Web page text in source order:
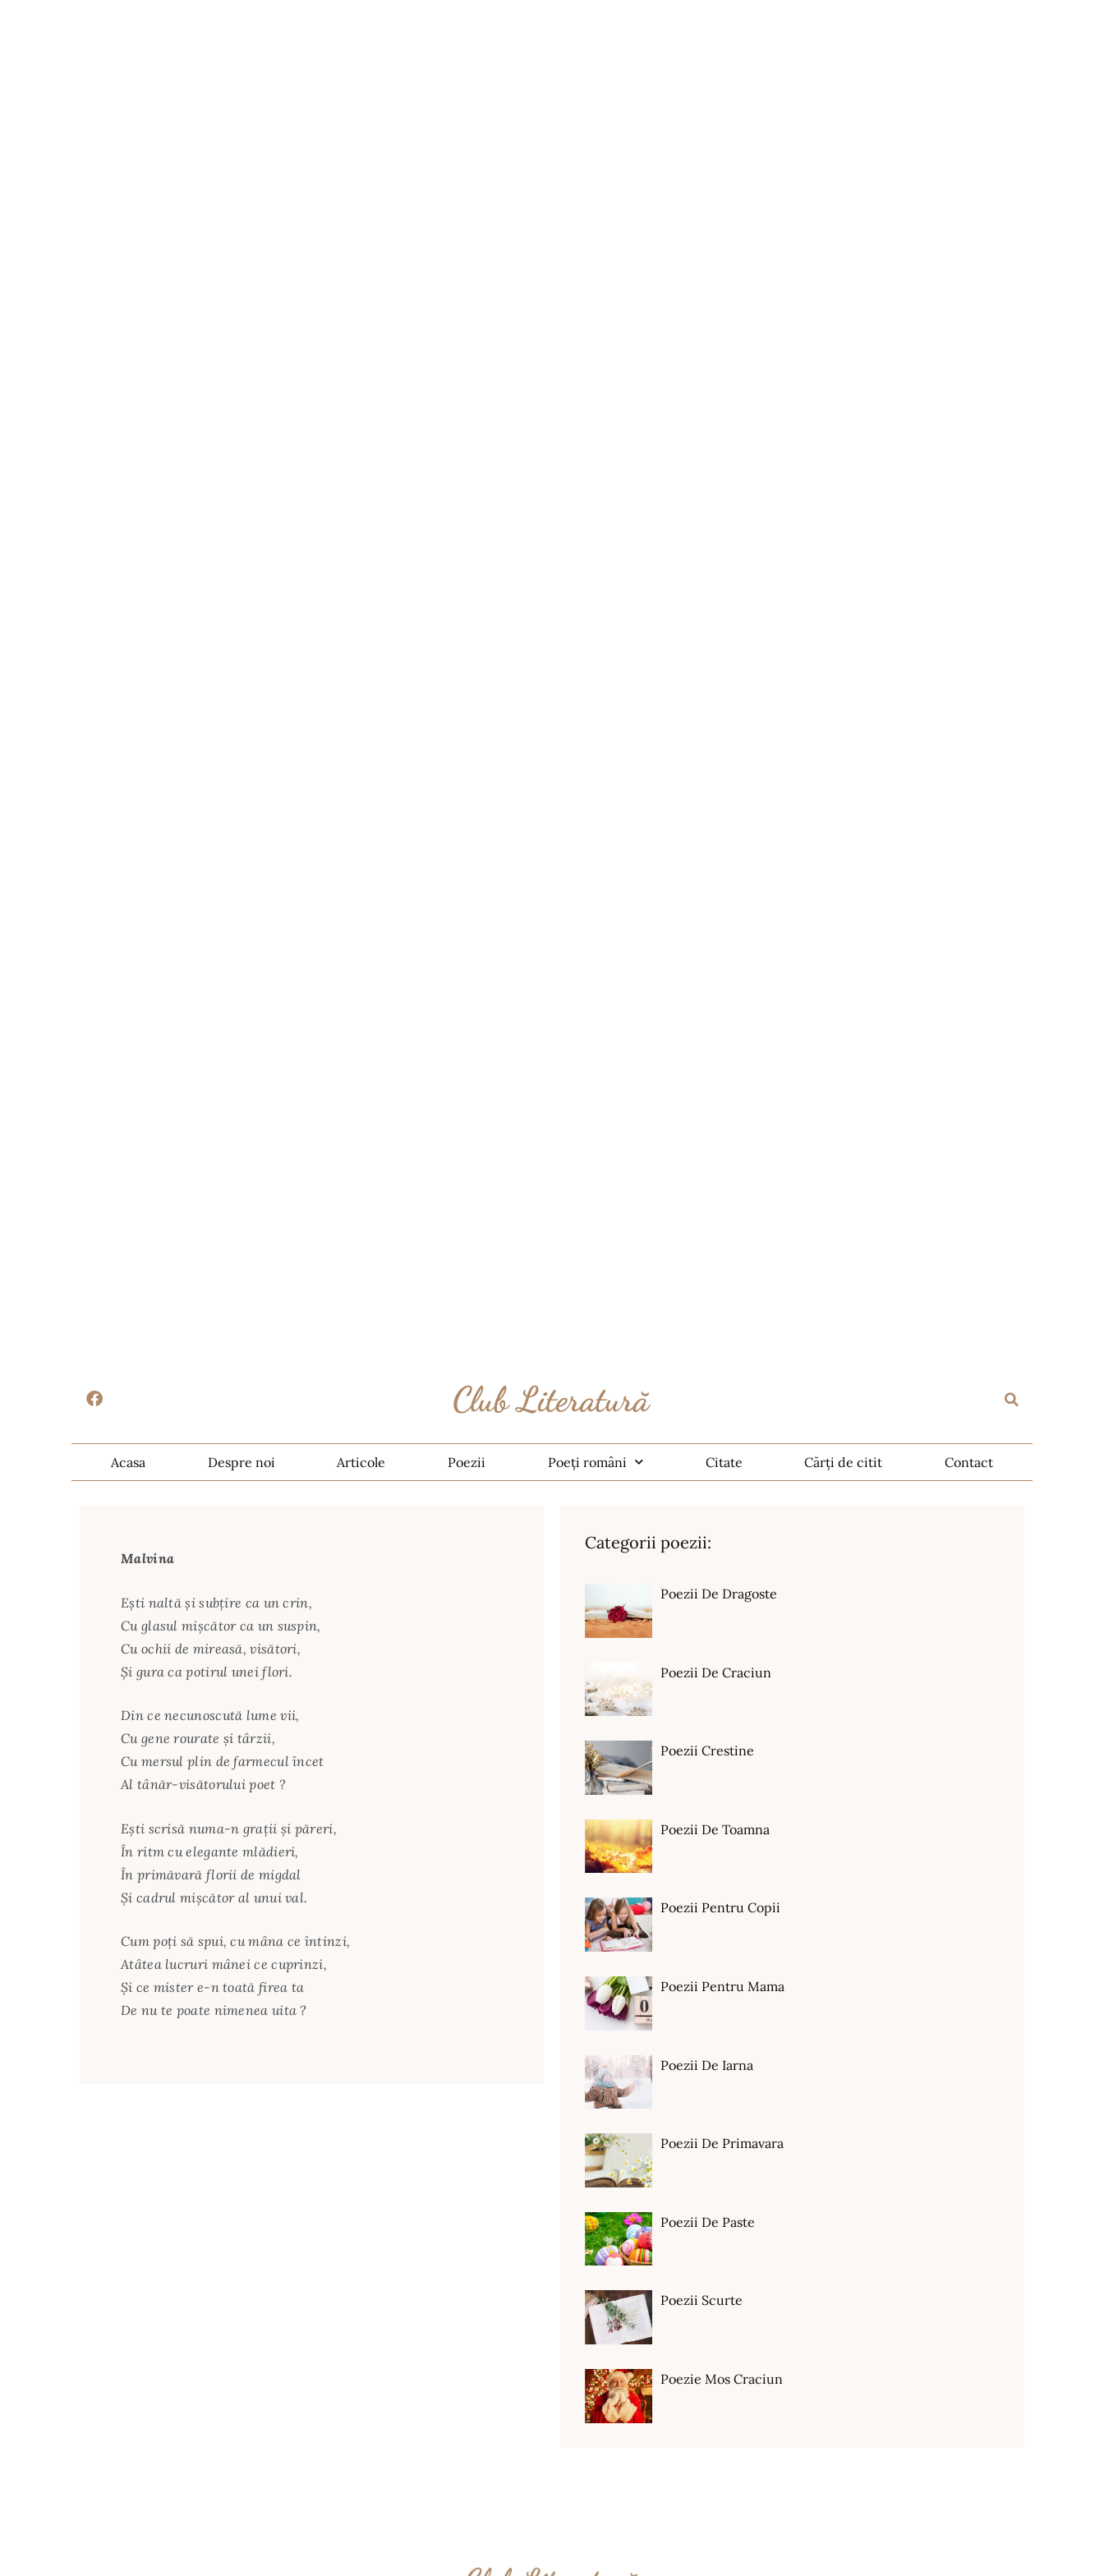
Acasa Despre noi Articole Poezii Poeți români Citate Cărți de citit Contact
Malvina
Ești naltă și subțire ca un crin,
Cu glasul mișcător ca un suspin,
Cu ochii de mireasă, visători,
Și gura ca potirul unei flori.
Din ce necunoscută lume vii,
Cu gene rourate și târzii,
Cu mersul plin de farmecul încet
Al tânăr-visătorului poet ?
Ești scrisă numa-n grații și păreri,
În ritm cu elegante mlădieri,
În primăvară florii de migdal
Și cadrul mișcător al unui val.
Cum poți să spui, cu mâna ce întinzi,
Atâtea lucruri mânei ce cuprinzi,
Și ce mister e-n toată firea ta
De nu te poate nimenea uita ?
Categorii poezii:
Poezii De Dragoste
Poezii De Craciun
Poezii Crestine
Poezii De Toamna
Poezii Pentru Copii
Poezii Pentru Mama
Poezii De Iarna
Poezii De Primavara
Poezii De Paste
Poezii Scurte
Poezie Mos Craciun